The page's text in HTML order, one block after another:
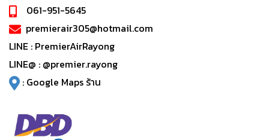
061-951-5645
premierair305@hotmail.com
LINE : PremierAirRayong
LINE@ : @premier.rayong
: Google Maps ร้าน